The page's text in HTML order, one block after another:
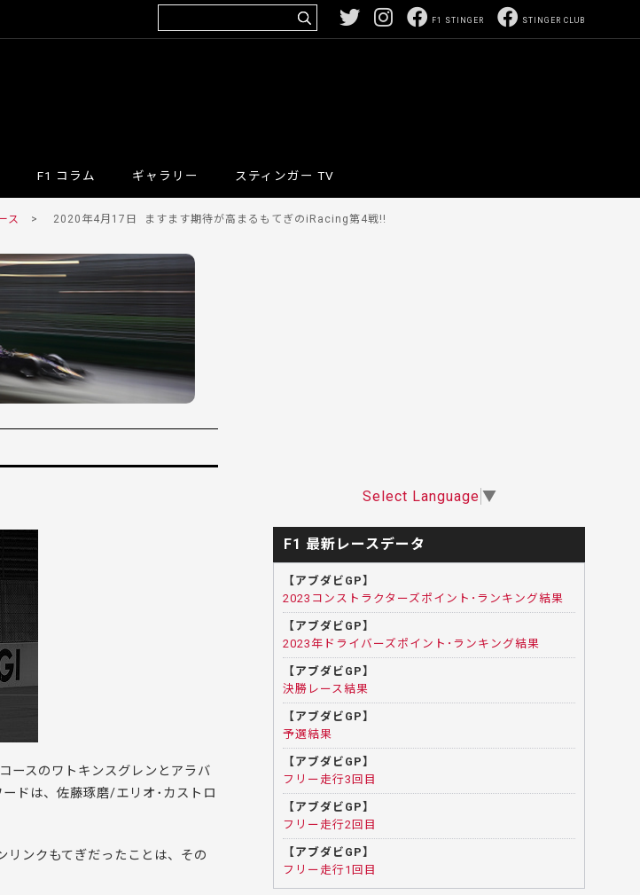
STINGER CLUB
F1 STINGER
F1 コラム ギャラリー スティンガー TV
ス > 2020年4月17日 ますます期待が高まるもてぎのiRacing第4戦!!
ースのワトキンスグレンとアラバ
ドは、佐藤琢磨/エリオ･カストロ
ンクもてぎだったことは、その
Select Language ▼
F1 最新レースデータ
【アブダビGP】
2023コンストラクターズポイント･ランキング結果
【アブダビGP】
2023年ドライバーズポイント･ランキング結果
【アブダビGP】
決勝レース結果
【アブダビGP】
予選結果
【アブダビGP】
フリー走行3回目
【アブダビGP】
フリー走行2回目
【アブダビGP】
フリー走行1回目